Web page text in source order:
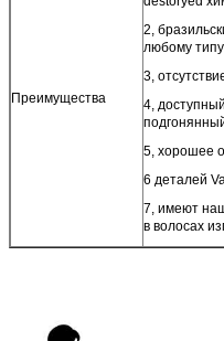
Преимущества
2,
любому
3,
4,
5, хорошее
6 деталей
7, имеют
в волосах